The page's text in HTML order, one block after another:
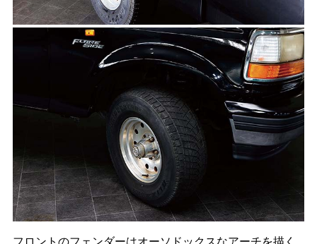
フロントのフェンダーはオーソドックスなアーチを描く